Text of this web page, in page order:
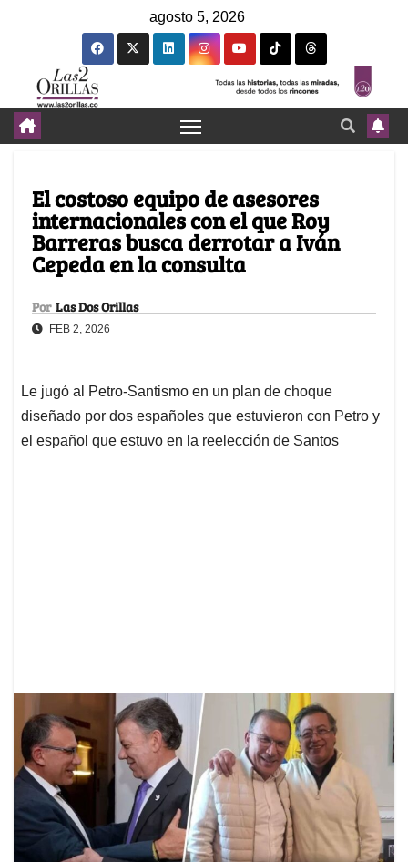
agosto 5, 2026
El costoso equipo de asesores
internacionales con el que Roy
Barreras busca derrotar a Iván
Cepeda en la consulta
Por Las Dos Orillas
FEB 2, 2026
Le jugó al Petro-Santismo en un plan de choque
diseñado por dos españoles que estuvieron con Petro y
el español que estuvo en la reelección de Santos